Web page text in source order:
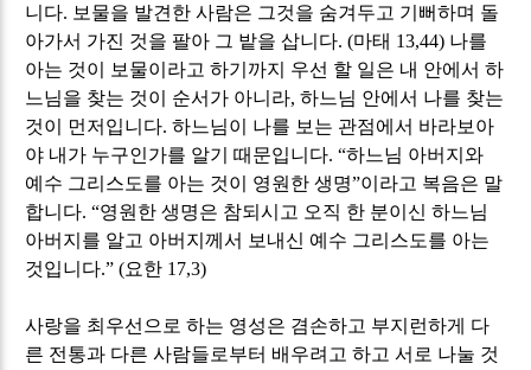
니다. 보물을 발견한 사람은 그것을 숨겨두고 기뻐하며 돌
아가서 가진 것을 팔아 그 밭을 삽니다. (마태 13,44) 나를
아는 것이 보물이라고 하기까지 우선 할 일은 내 안에서 하
느님을 찾는 것이 순서가 아니라,하느님 안에서 나를 찾는
것이 먼저입니다.하느님이 나를 보는 관점에서 바라보아
야 내가 누구인가를 알기 때문입니다. “하느님 아버지와
예수 그리스도를 아는 것이 영원한 생명”이라고 복음은 말
합니다. “영원한 생명은 참되시고 오직 한 분이신 하느님
아버지를 알고 아버지께서 보내신 예수 그리스도를 아는
것입니다.” (요한 17,3)
사랑을 최우선으로 하는 영성은 겸손하고 부지런하게 다
른 전통과 다른 사람들로부터 배우려고 하고 서로 나눌 것